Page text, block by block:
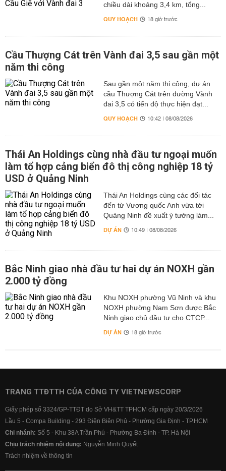
chiều dài khoảng 3,4 km, tổng...
QUY HOẠCH 18 giờ trước
Cầu Thượng Cát trên Vành đai 3,5 sau gần một
năm thi công
Sau gần một năm thi công, dự án
cầu Thượng Cát trên đường Vành
đai 3,5 có tiến độ thực hiện đạt...
QUY HOẠCH 10:42 | 08/08/2026
Thái An Holdings cùng nhà đầu tư ngoại muốn
làm tổ hợp cảng biển đô thị công nghiệp 18 tỷ
USD ở Quảng Ninh
Thái An Holdings cùng các đối tác
đến từ Vương quốc Anh vừa tới
Quảng Ninh đề xuất ý tưởng làm...
DỰ ÁN 10:49 | 08/08/2026
Bắc Ninh giao nhà đầu tư hai dự án NOXH gần
2.000 tỷ đồng
Khu NOXH phường Vũ Ninh và khu
NOXH phường Nam Sơn được Bắc
Ninh giao chủ đầu tư cho CTCP...
DỰ ÁN 18 giờ trước
TRANG TTĐTTH CỦA CÔNG TY VIETNEWSCORP
Giấy phép số 3324/GP-TTĐT do Sở VH&TT TPHCM cấp ngày 20/3/2026
Lầu 5 - Compa Building - 293 Điện Biên Phủ - Phường Gia Định - TP.HCM
Chi nhánh: Số 5 - Khu 38A Trần Phú - Phường Ba Đình - TP. Hà Nội
Chịu trách nhiệm nội dung: Nguyễn Minh Quyết
Trách nhiệm về thông tin